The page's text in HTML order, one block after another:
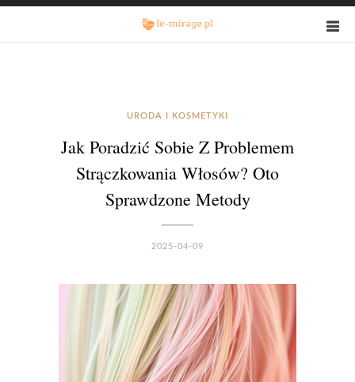
URODA I KOSMETYKI
Jak Poradzić Sobie Z Problemem
Strączkowania Włosów? Oto
Sprawdzone Metody
2025-04-09